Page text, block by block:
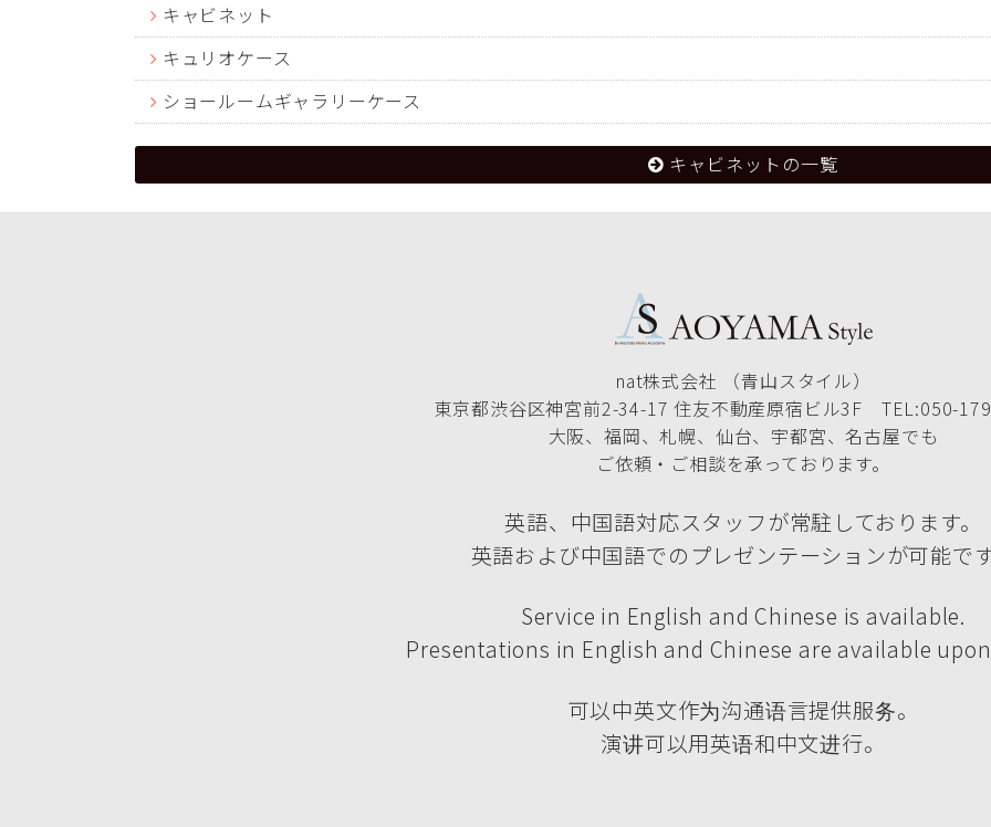
キャビネット
キュリオケース
ショールームギャラリーケース
キャビネットの一覧
nat株式会社 （青山スタイル）
東京都渋谷区神宮前2-34-17 住友不動産原宿ビル3F TEL:050-
大阪、福岡、札幌、仙台、宇都宮、名古屋でも
ご依頼・ご相談を承っております。
英語、中国語対応スタッフが常駐しております。
英語および中国語でのプレゼンテーションが可能です
Service in English and Chinese is available.
Presentations in English and Chinese are available
可以中英文作为沟通语言提供服务。
演讲可以用英语和中文进行。